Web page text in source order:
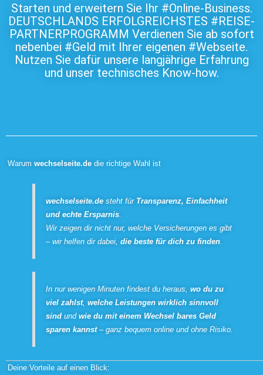
Starten und erweitern Sie Ihr #Online-Business.
DEUTSCHLANDS ERFOLGREICHSTES #REISE-
PARTNERPROGRAMM Verdienen Sie ab sofort
nebenbei #Geld mit Ihrer eigenen #Webseite.
Nutzen Sie dafür unsere langjährige Erfahrung
und unser technisches Know-how.
Warum wechselseite.de die richtige Wahl ist
wechselseite.de steht für Transparenz, Einfachheit
und echte Ersparnis
Wir zeigen dir nicht nur, welche Versicherungen es gibt
– wir helfen dir dabei,die beste für dich zu finden
In nur wenigen Minuten findest du heraus,wo du zu
viel zahlst,welche Leistungen wirklich sinnvoll
sind undwie du mit einem Wechsel bares Geld
sparen kannst– ganz bequem online und ohne Risiko.
Deine Vorteile auf einen Blick: